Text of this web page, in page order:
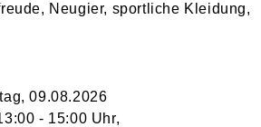
Neugier, sportliche Kleidung,
09.08.2026
- 15:00 Uhr,